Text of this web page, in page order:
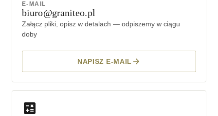
E-MAIL
biuro@graniteo.pl
Załącz pliki, opisz w detalach — odpiszemy w ciągu
doby
NAPISZ E-MAIL